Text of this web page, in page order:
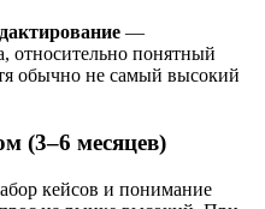
—
относительно понятный
обычно не самый высокий
(3–6 месяцев)
кейсов и понимание